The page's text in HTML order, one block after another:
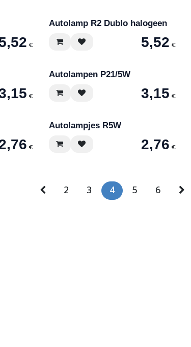
€
Autolamp R2 Dublo halogeen
5,52 €
€
Autolampen P21/5W
3,15 €
€
Autolampjes R5W
2,76 €
2 3 4 5 6